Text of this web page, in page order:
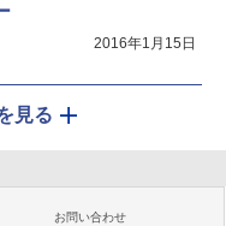
2016年1月15日
見る
お問い合わせ